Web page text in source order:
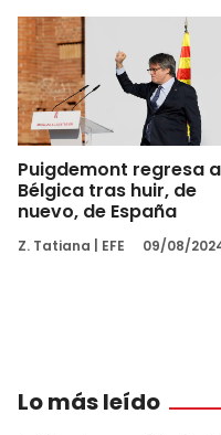
Puigdemont regresa a
Bélgica tras huir, de
nuevo, de España
Z. Tatiana EFE 09/08/
Lo más leído